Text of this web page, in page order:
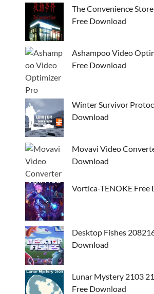
The Convenience
Free Download
Ashampoo Video
Free Download
Winter Survivor
Download
Movavi Video
Download
Vortica-TENOKE Free
Desktop Fishes
Download
Lunar Mystery 2103
Free Download